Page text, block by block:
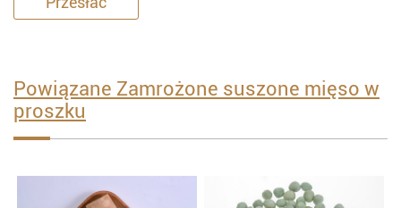
Powiązane Zamrożone suszone mięso w
proszku